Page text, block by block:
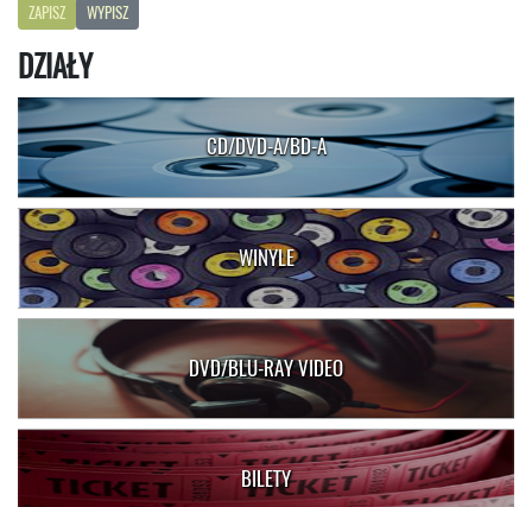
ZAPISZ WYPISZ
DZIAŁY
CD/DVD-A/BD-A
WINYLE
DVD/BLU-RAY VIDEO
BILETY